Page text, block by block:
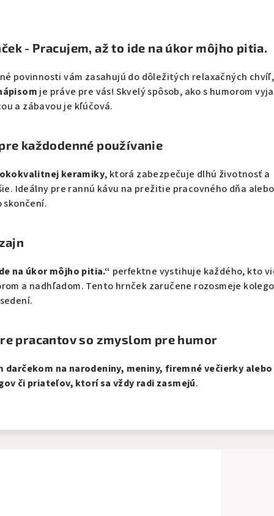
- Pracujem, až to ide na úkor môjho pitia.
povinnosti vám zasahujú do dôležitých relaxačných chvíľ,
je práve pre vás! Skvelý spôsob, ako s humorom
a zábavou je kľúčová.
každodenné používanie
keramiky, ktorá zabezpečuje dlhú životnosť a
Ideálny pre rannú kávu na prežitie pracovného dňa
skončení.
na úkor môjho pitia.“ perfektne vystihuje každého, kto
a nadhľadom. Tento hrnček zaručene rozosmeje
pracantov so zmyslom pre humor
darčekom na narodeniny, meniny, firemné večierky
či priateľov, ktorí sa vždy radi zasmejú.